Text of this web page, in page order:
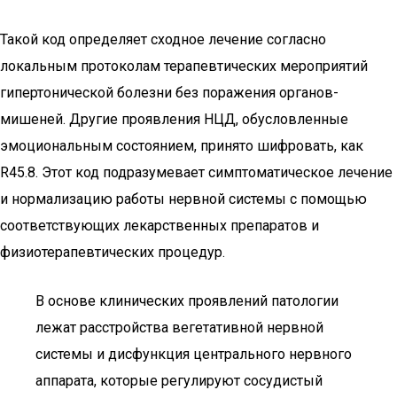
Такой код определяет сходное лечение согласно
локальным протоколам терапевтических мероприятий
гипертонической болезни без поражения органов-
мишеней. Другие проявления НЦД, обусловленные
эмоциональным состоянием, принято шифровать, как
R45.8. Этот код подразумевает симптоматическое лечение
и нормализацию работы нервной системы с помощью
соответствующих лекарственных препаратов и
физиотерапевтических процедур.
В основе клинических проявлений патологии
лежат расстройства вегетативной нервной
системы и дисфункция центрального нервного
аппарата, которые регулируют сосудистый